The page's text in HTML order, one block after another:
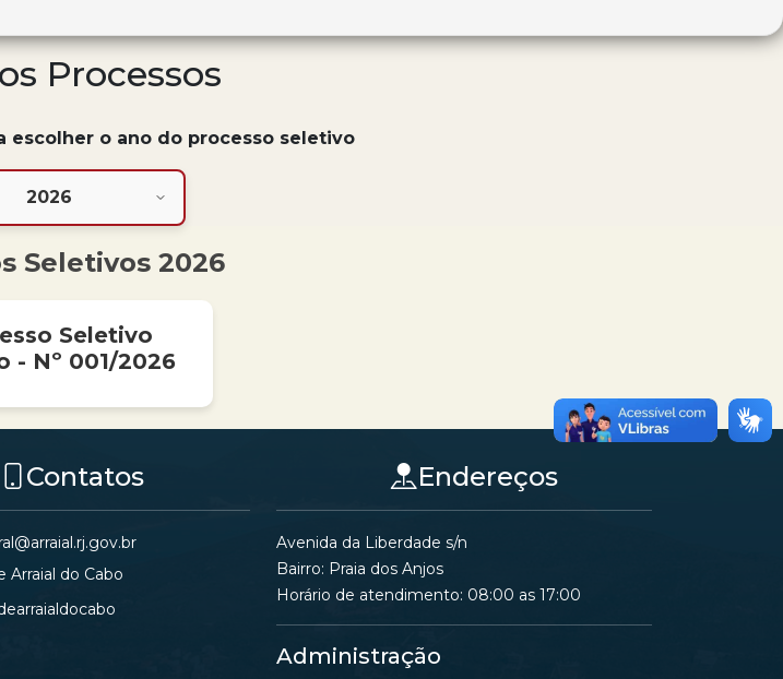
Processos
escolher o ano do processo seletivo
Seletivos 2026
Seletivo
- Nº 001/2026
Contatos
Arraial do Cabo
Endereços
Avenida da Liberdade s/n
Bairro: Praia dos Anjos
Horário de atendimento: 08:00 as 17:00
Administração